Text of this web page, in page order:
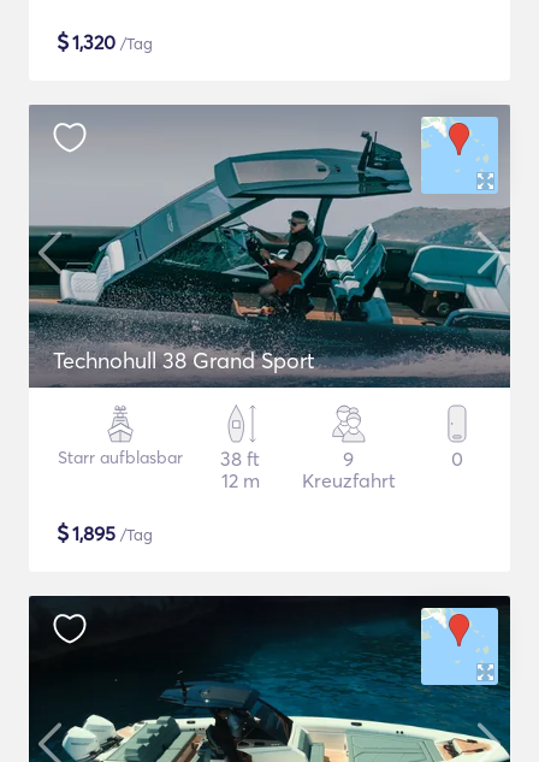
$1,320 /Tag
Technohull 38 Grand Sport
Starr aufblasbar
38 ft
12 m
9
Kreuzfahrt
0
$1,895 /Tag